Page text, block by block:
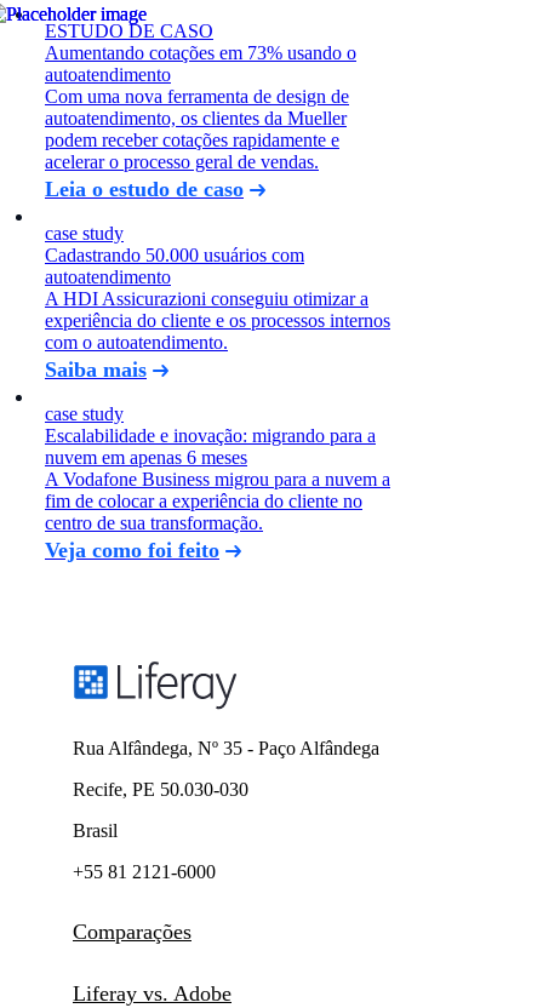
ESTUDO DE CASO
Aumentando cotações em 73% usando o
autoatendimento
Com uma nova ferramenta de design de
autoatendimento, os clientes da Mueller
podem receber cotações rapidamente e
acelerar o processo geral de vendas.
Leia o estudo de caso
case study
Cadastrando 50.000 usuários com
autoatendimento
A HDI Assicurazioni conseguiu otimizar a
experiência do cliente e os processos internos
com o autoatendimento.
Saiba mais
case study
Escalabilidade e inovação: migrando para a
nuvem em apenas 6 meses
A Vodafone Business migrou para a nuvem a
fim de colocar a experiência do cliente no
centro de sua transformação.
Veja como foi feito
Rua Alfândega, Nº 35 - Paço Alfândega
Recife, PE 50.030-030
Brasil
+55 81 2121-6000
Comparações
Liferay vs. Adobe